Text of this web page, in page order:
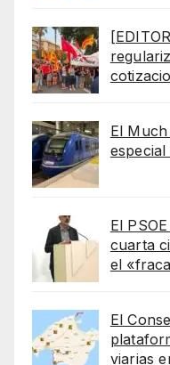
El
El
cuarta
el
El
viarias